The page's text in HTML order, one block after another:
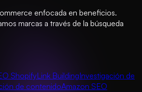
enfocada en beneficios.
marcas a través de la búsqueda
ShopifyLink BuildingInvestigación de
de contenidoAmazon SEO